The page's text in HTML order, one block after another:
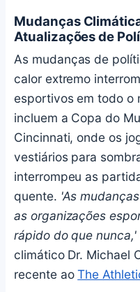
Mudanças
Atualizações de
As mudanças de
calor extremo
esportivos em todo o
incluem a Copa do
Cincinnati, onde os
vestiários para
interrompeu as
quente. 'As
as organizações
rápido do que nunca,'
climático Dr. Michael
recente aoThe